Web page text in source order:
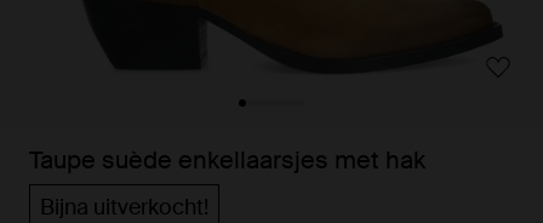
Taupe suède enkellaarsjes met hak
Bijna uitverkocht!